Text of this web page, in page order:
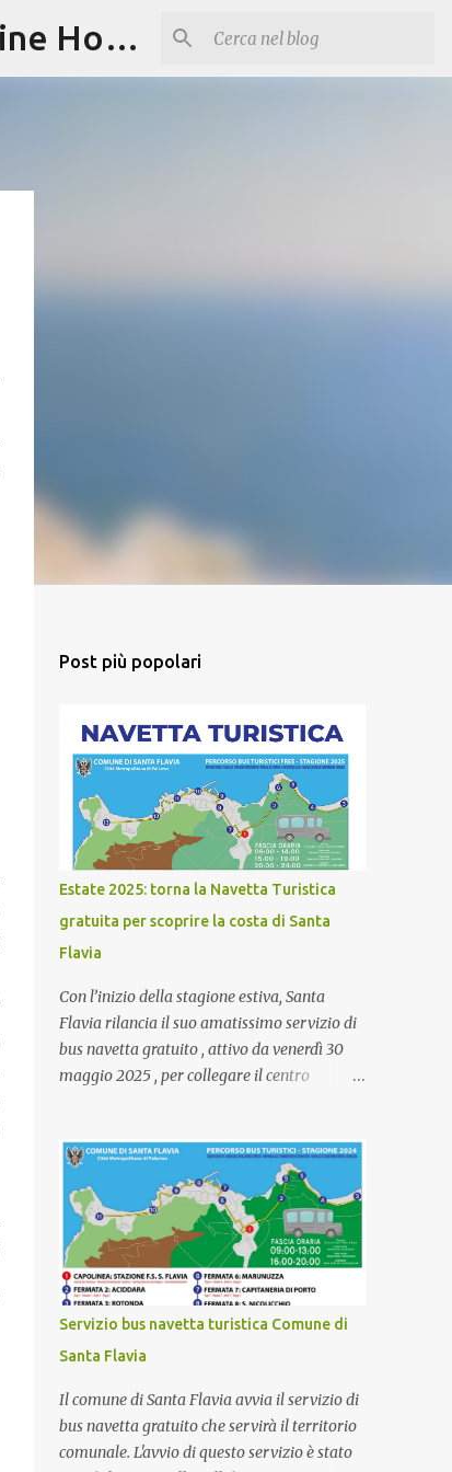
Roads to Solanto Santa Flavia Palermo Sicily | Tourism Cousine Holidays
Post più popolari
Estate 2025: torna la Navetta Turistica
gratuita per scoprire la costa di Santa
Flavia
Con l’inizio della stagione estiva, Santa
Flavia rilancia il suo amatissimo servizio di
bus navetta gratuito , attivo da venerdì 30
maggio 2025 , per collegare il centro
Carabiniere . 📍 Il percorso, con 13 fermate
confermate , parte ogni giorno dal capolinea
in Piazza Stazione S.F. Santa Flavia alle 8:30 ,
coprendo punti strategici come Acidara,
Fondachello, Secche di Solanto, Marina di
Porticello e Santa Nicolicchia. Tre le fasce
orarie garantite: 🕘 9:00 – 14:00 🕒 15:00 –
agosto, poi fino alle 20:00 a ottobre) 🚍
Capolinea: 1. STAZIONE F.S. SANTA FLAVIA
(Tourist Bus Terminus) 🚏 Fermate: 2.
ACIDDARA 3. ROTONDA 4. FONDACHELLO
Servizio bus navetta turistica Comune di
Santa Flavia
Il comune di Santa Flavia avvia il servizio di
bus navetta gratuito che servirà il territorio
comunale. L'avvio di questo servizio è stato